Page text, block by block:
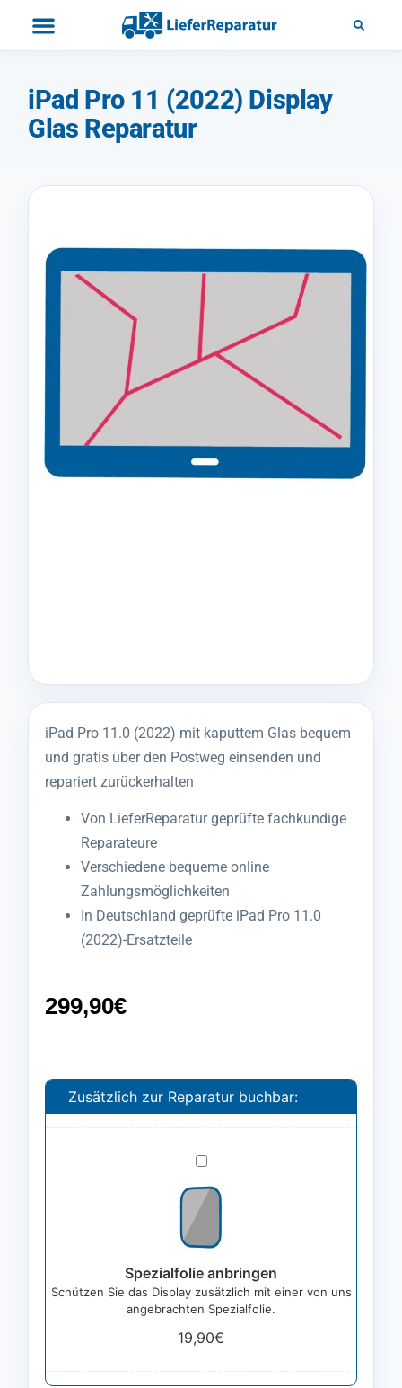
iPad Pro 11 (2022) Display
Glas Reparatur
iPad Pro 11.0 (2022) mit kaputtem Glas bequem
und gratis über den Postweg einsenden und
repariert zurückerhalten
Von LieferReparatur geprüfte fachkundige
Reparateure
Verschiedene bequeme online
Zahlungsmöglichkeiten
In Deutschland geprüfte iPad Pro 11.0
(2022)-Ersatzteile
299,90€
Zusätzlich zur Reparatur buchbar:
Spezialfolie
anbringen
Spezialfolie anbringen
Schützen Sie das Display zusätzlich mit einer von uns
angebrachten Spezialfolie.
19,90€